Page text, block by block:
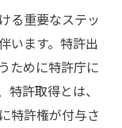
の最終チェッ
る重要なステッ
います。特許出
ために特許庁に
許取得とは、
特許権が付与さ